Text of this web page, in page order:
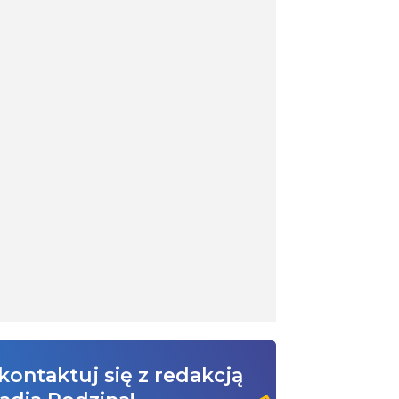
się z redakcją